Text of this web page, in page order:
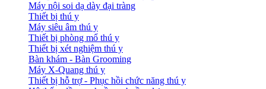
Máy nội soi dạ dày đại tràng
Thiết bị thú y
Máy siêu âm thú y
Thiết bị phòng mổ thú y
Thiết bị xét nghiệm thú y
Bàn khám - Bàn Grooming
Máy X-Quang thú y
Thiết bị hỗ trợ - Phục hồi chức năng thú y